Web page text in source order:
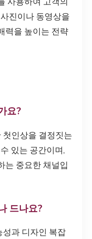
진이나 동영상을
력을 높이는 전략
요?
인상을 결정짓는
있는 공간이며,
는 중요한 채널입
드나요?
과 디자인 복잡